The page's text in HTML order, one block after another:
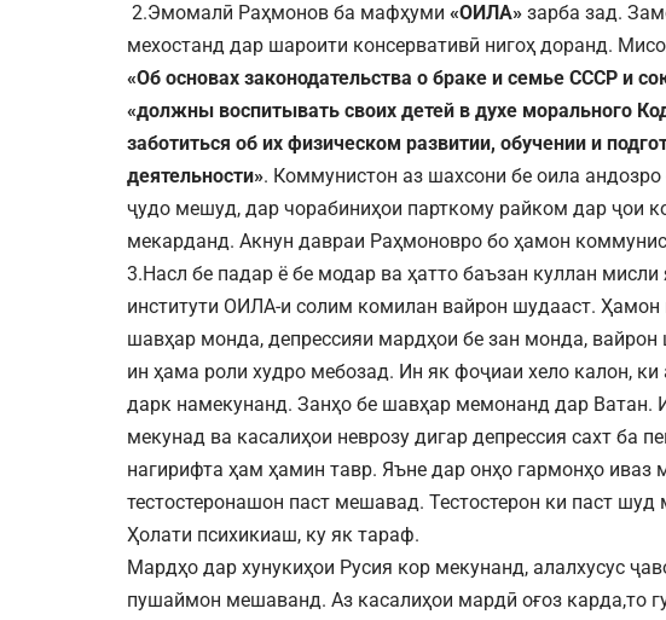
2.Эмомалӣ Раҳмонов ба мафҳуми «ОИЛА» зарба зад.
мехостанд дар шароити консервативӣ нигоҳ доранд.
«Об основах законодательства о браке и семье СССР и
«должны воспитывать своих детей в духе морального
заботиться об их физическом развитии, обучении и
деятельности». Коммунистон аз шахсони бе оила
ҷудо мешуд, дар чорабиниҳои парткому райком дар ҷои
мекарданд. Акнун давраи Раҳмоновро бо ҳамон
3.Насл бе падар ё бе модар ва ҳатто баъзан куллан
институти ОИЛА-и солим комилан вайрон шудааст. Ҳамон
шавҳар монда, депрессияи мардҳои бе зан монда,
ин ҳама роли худро мебозад. Ин як фоҷиаи хело калон,
дарк намекунанд. Занҳо бе шавҳар мемонанд дар Ватан.
мекунад ва касалиҳои неврозу дигар депрессия сахт ба
нагирифта ҳам ҳамин тавр. Яъне дар онҳо гармонҳо иваз
тестостеронашон паст мешавад. Тестостерон ки паст
Ҳолати психикиаш, ку як тараф.
Мардҳо дар хунукиҳои Русия кор мекунанд, алалхусус
пушаймон мешаванд. Аз касалиҳои мардӣ оғоз карда,то